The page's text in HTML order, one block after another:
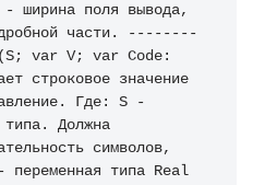
- ширина поля вывода,
части. --------
var V; var Code:
строковое значение
Где: S -
типа. Должна
символов,
переменная типа Real